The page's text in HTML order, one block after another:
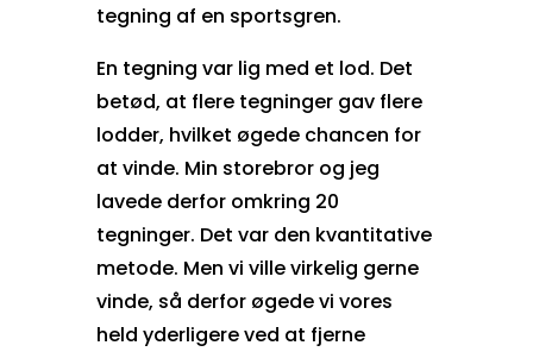
tegning af en sportsgren.
En tegning var lig med et lod. Det
betød, at flere tegninger gav flere
lodder, hvilket øgede chancen for
at vinde. Min storebror og jeg
lavede derfor omkring 20
tegninger. Det var den kvantitative
metode. Men vi ville virkelig gerne
vinde, så derfor øgede vi vores
held yderligere ved at fjerne